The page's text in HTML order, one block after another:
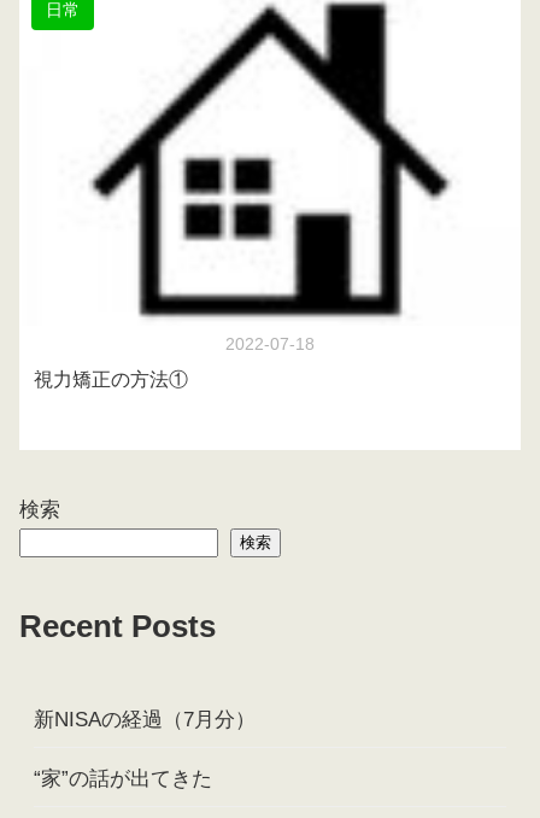
日常
2022-07-18
視力矯正の方法①
検索
検索
Recent Posts
新NISAの経過（7月分）
“家”の話が出てきた